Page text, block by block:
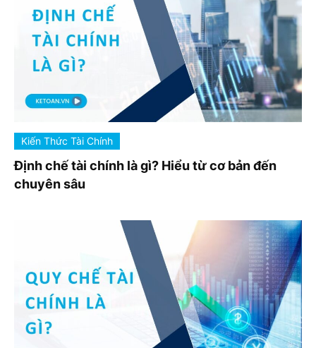
Kiến Thức Tài Chính
Định chế tài chính là gì? Hiểu từ cơ bản đến
chuyên sâu